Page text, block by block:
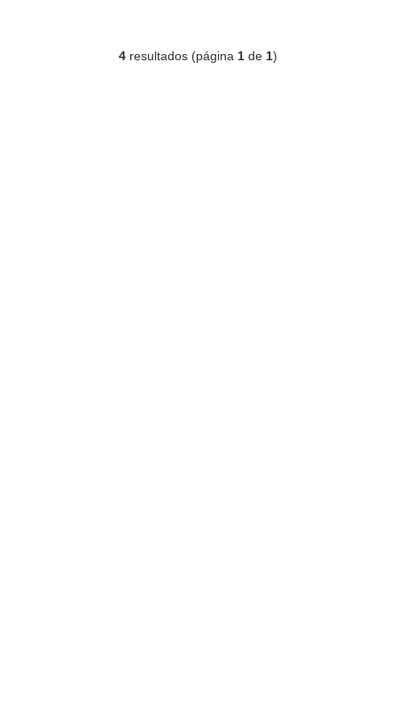
4 resultados (página 1 de 1)